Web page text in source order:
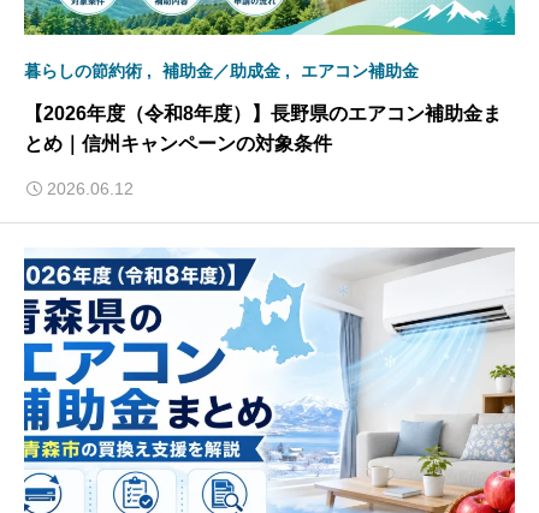
暮らしの節約術 補助金／助成金 エアコン補助金
【2026年度（令和8年度）】長野県のエアコン補助金ま
とめ｜信州キャンペーンの対象条件
2026.06.12